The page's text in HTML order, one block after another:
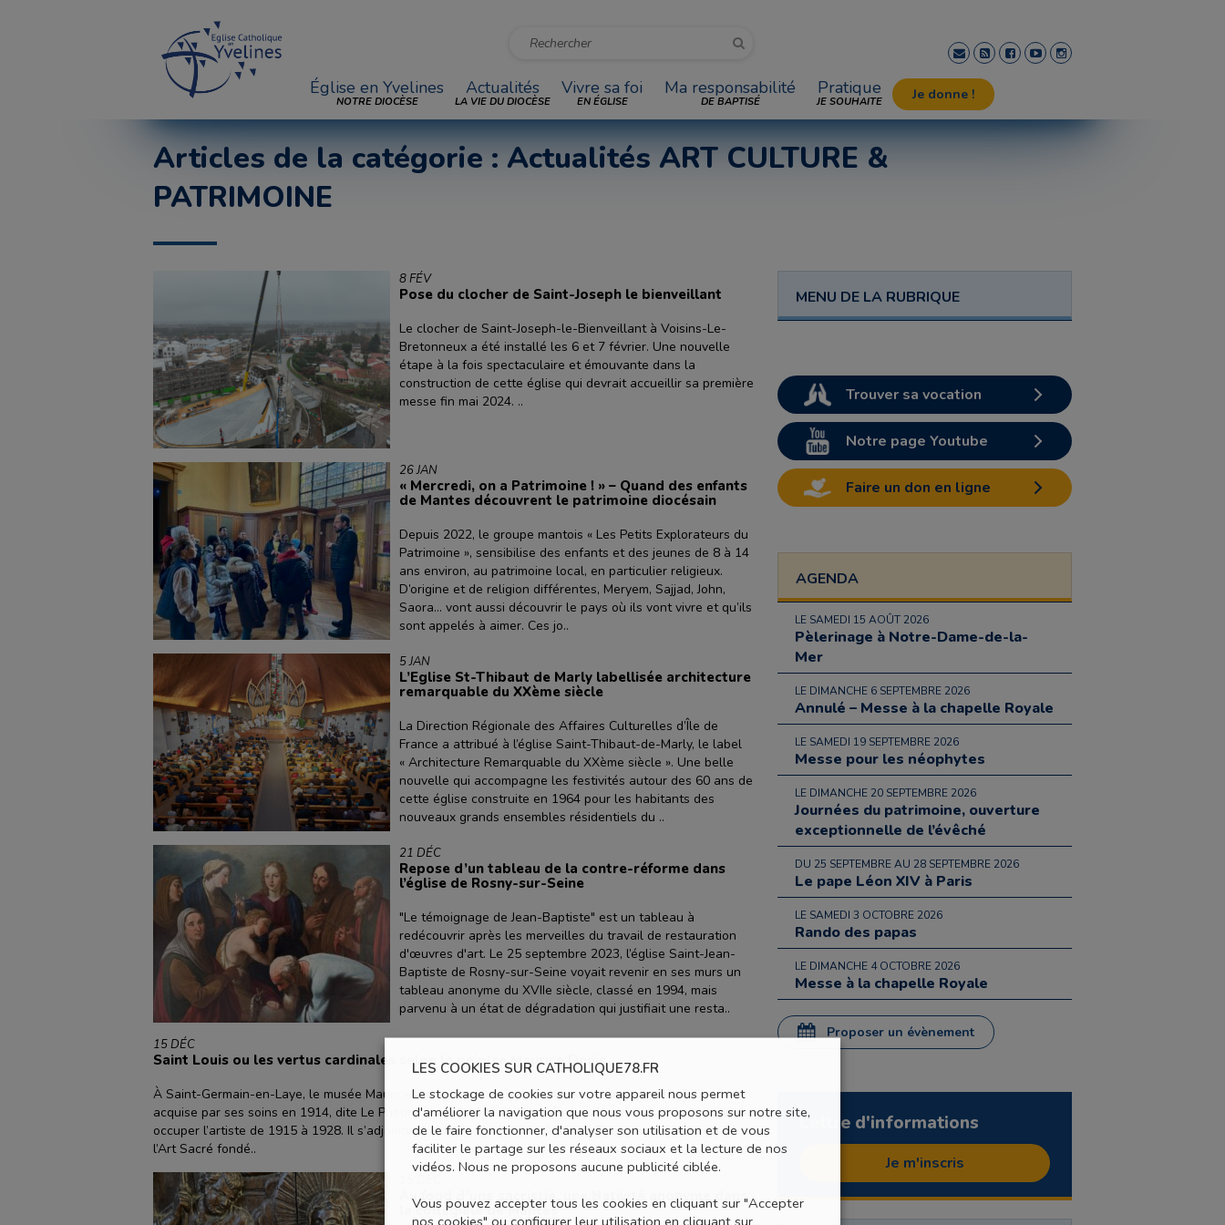
Église en Yvelines
NOTRE DIOCÈSE
Actualités
LA VIE DU DIOCÈSE
Vivre sa foi
EN ÉGLISE
Ma responsabilité
DE BAPTISÉ
Pratique
JE SOUHAITE Je donne !
Articles de la catégorie : Actualités ART CULTURE &
PATRIMOINE
8 FÉV
Pose du clocher de Saint-Joseph le bienveillant
Le clocher de Saint-Joseph-le-Bienveillant à Voisins-Le-
Bretonneux a été installé les 6 et 7 février. Une nouvelle
étape à la fois spectaculaire et émouvante dans la
construction de cette église qui devrait accueillir sa première
messe fin mai 2024. ..
26 JAN
« Mercredi, on a Patrimoine ! » – Quand des enfants
de Mantes découvrent le patrimoine diocésain
Depuis 2022, le groupe mantois « Les Petits Explorateurs du
Patrimoine », sensibilise des enfants et des jeunes de 8 à 14
ans environ, au patrimoine local, en particulier religieux.
D’origine et de religion différentes, Meryem, Sajjad, John,
Saora… vont aussi découvrir le pays où ils vont vivre et qu’ils
sont appelés à aimer. Ces jo..
5 JAN
L’Eglise St-Thibaut de Marly labellisée architecture
remarquable du XXème siècle
La Direction Régionale des Affaires Culturelles d’Île de
France a attribué à l’église Saint-Thibaut-de-Marly, le label
« Architecture Remarquable du XXème siècle ». Une belle
nouvelle qui accompagne les festivités autour des 60 ans de
cette église construite en 1964 pour les habitants des
nouveaux grands ensembles résidentiels du ..
21 DÉC
Repose d’un tableau de la contre-réforme dans
l’église de Rosny-sur-Seine
"Le témoignage de Jean-Baptiste" est un tableau à
redécouvrir après les merveilles du travail de restauration
d'œuvres d'art. Le 25 septembre 2023, l’église Saint-Jean-
Baptiste de Rosny-sur-Seine voyait revenir en ses murs un
tableau anonyme du XVIIe siècle, classé en 1994, mais
parvenu à un état de dégradation qui justifiait une resta..
15 DÉC
Saint Louis ou les vertus cardinales selon le peintre Maurice Denis
À Saint-Germain-en-Laye, le musée Maurice-Denis ouvre au public la maison de l’artiste (1870-1943)
acquise par ses soins en 1914, dite Le Prieuré, ancien hôpital de la ville. La décoration de la chapelle va
occuper l’artiste de 1915 à 1928. Il s’adjoindra l’aide de l’architecte Auguste Perret et des Ateliers de
l’Art Sacré fondé..
Au fond d’une sacristie, une Nativité anonyme dans
la collégiale de Mantes
MENU DE LA RUBRIQUE
Trouver sa vocation
Notre page Youtube
Faire un don en ligne
AGENDA
LE SAMEDI 15 AOÛT 2026
Pèlerinage à Notre-Dame-de-la-
Mer
LE DIMANCHE 6 SEPTEMBRE 2026
Annulé – Messe à la chapelle Royale
LE SAMEDI 19 SEPTEMBRE 2026
Messe pour les néophytes
LE DIMANCHE 20 SEPTEMBRE 2026
Journées du patrimoine, ouverture
exceptionnelle de l’évêché
DU 25 SEPTEMBRE AU 28 SEPTEMBRE 2026
Le pape Léon XIV à Paris
LE SAMEDI 3 OCTOBRE 2026
Rando des papas
LE DIMANCHE 4 OCTOBRE 2026
Messe à la chapelle Royale
Proposer un évènement
Lettre d'informations
Je m'inscris
LES COOKIES SUR CATHOLIQUE78.FR
Le stockage de cookies sur votre appareil nous permet
d'améliorer la navigation que nous vous proposons sur notre site,
de le faire fonctionner, d'analyser son utilisation et de vous
faciliter le partage sur les réseaux sociaux et la lecture de nos
vidéos. Nous ne proposons aucune publicité ciblée.
Vous pouvez accepter tous les cookies en cliquant sur "Accepter
nos cookies" ou configurer leur utilisation en cliquant sur